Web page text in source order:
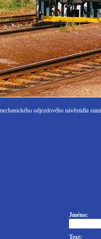
odjezdového návěstidla
Jméno:
Text: